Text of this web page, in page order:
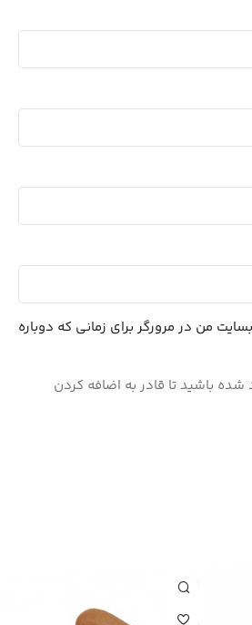
من در مرورگر برای زمانی که دوباره
باشید تا قادر به اضافه کردن